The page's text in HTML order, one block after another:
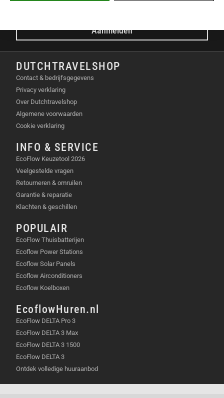
Aanmelden
DUTCHTRAVELSHOP
Contact & bedrijfsgegevens
Privacy verklaring
Over Dutchtravelshop
Algemene voorwaarden
Cookie verklaring
INFO & SERVICE
EcoFlow Keuzetool 2026
Veelgestelde vragen
Retourneren & omruilen
Garantie & reparatie
Klachten & geschillen
POPULAIR
EcoFlow Thuisbatterijen
Ecoflow Power Stations
Ecoflow Solar Panels
Ecoflow Airconditioners
Ecoflow Koelboxen
EcoflowHuren.nl
EcoFlow DELTA Pro 3
EcoFlow DELTA 3 Max
EcoFlow DELTA 3 1500
EcoFlow DELTA 3
Ontdek volledige huuraanbod